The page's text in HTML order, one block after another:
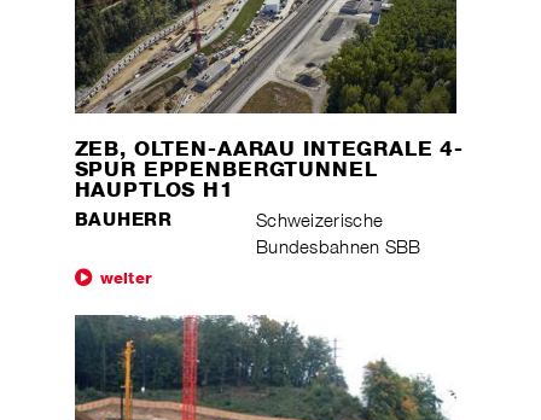
ZEB, OLTEN-AARAU INTEGRALE 4-
SPUR EPPENBERGTUNNEL
HAUPTLOS H1
BAUHERR
Schweizerische
Bundesbahnen SBB
weiter